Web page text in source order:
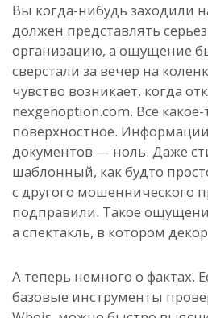
Вы когда-нибудь заходили
должен представлять
организацию, а ощущение
сверстали за вечер на
чувство возникает, когда
nexgenoption.com. Все какое-
поверхностное.
документов — ноль. Даже
шаблонный, как будто
с другого мошеннического
подправили. Такое
а спектакль, в котором
А теперь немного о фактах.
базовые инструменты